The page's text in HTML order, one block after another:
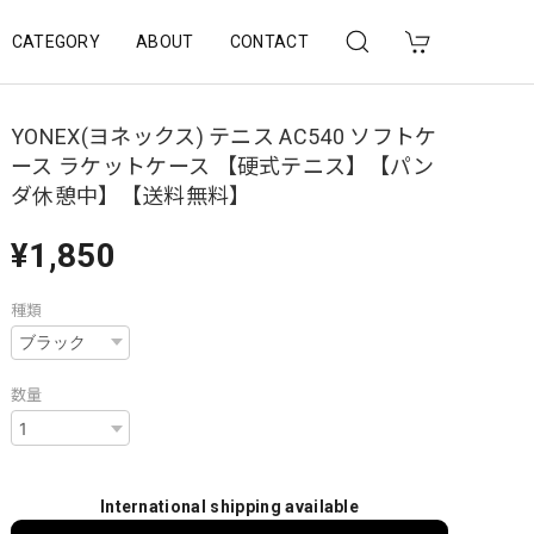
CATEGORY ABOUT CONTACT
YONEX(ヨネックス) テニス AC540 ソフトケ
ース ラケットケース 【硬式テニス】【パン
ダ休憩中】【送料無料】
¥1,850
種類
数量
International shipping available